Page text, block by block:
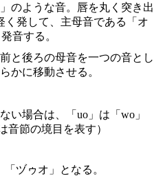
」のような音。唇を丸く突き出
く発して、主母音である「オ
音する。
と後ろの母音を一つの音とし
かに移動させる。
い場合は、「uo」は「wo」
音節の境目を表す）
「ヅゥオ」となる。